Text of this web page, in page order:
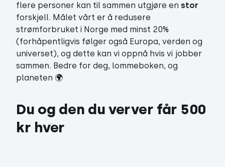
flere personer kan til sammen utgjøre en stor
forskjell. Målet vårt er å redusere
strømforbruket i Norge med minst 20%
(forhåpentligvis følger også Europa, verden og
universet), og dette kan vi oppnå hvis vi jobber
sammen. Bedre for deg, lommeboken, og
planeten 🌍
Du og den du verver får 500
kr hver